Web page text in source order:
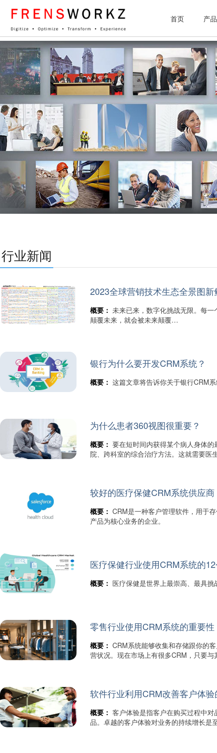
首页
产品
行业新闻
2023全球营销技术生态全景图
概要： 未来已来，数字化挑战无限。每
颠覆未来，就会被未来颠覆…
银行为什么要开发CRM系统？
概要： 这篇文章将告诉你关于银行CRM
为什么患者360视图很重要？
概要： 要在短时间内获得某个病人身体
院、跨科室的综合治疗方法。这就需要医
较好的医疗保健CRM系统供应商
概要： CRM是一种客户管理软件，用于
产品为核心业务的企业。
医疗保健行业使用CRM系统的
概要： 医疗保健是世界上最崇高、最具
零售行业使用CRM系统的重要性
概要： CRM系统能够收集和存储跟你的
营状况。现在市场上有很多CRM，只要
软件行业利用CRM改善客户体
概要： 客户体验是指客户在购买过程中
品。卓越的客户体验对业务的持续增长是